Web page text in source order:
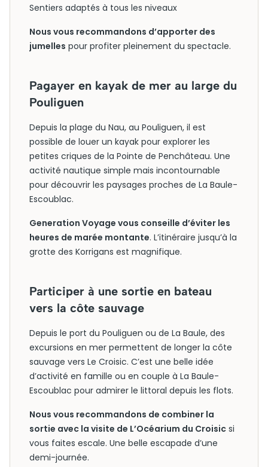
Sentiers adaptés à tous les niveaux
Nous vous recommandons d’apporter des
jumelles pour profiter pleinement du spectacle.
Pagayer en kayak de mer au large du
Pouliguen
Depuis la plage du Nau, au Pouliguen, il est
possible de louer un kayak pour explorer les
petites criques de la Pointe de Penchâteau. Une
activité nautique simple mais incontournable
pour découvrir les paysages proches de La Baule-
Escoublac.
Generation Voyage vous conseille d’éviter les
heures de marée montante. L’itinéraire jusqu’à la
grotte des Korrigans est magnifique.
Participer à une sortie en bateau
vers la côte sauvage
Depuis le port du Pouliguen ou de La Baule, des
excursions en mer permettent de longer la côte
sauvage vers Le Croisic. C’est une belle idée
d’activité en famille ou en couple à La Baule-
Escoublac pour admirer le littoral depuis les flots.
Nous vous recommandons de combiner la
sortie avec la visite de L’Océarium du Croisic si
vous faites escale. Une belle escapade d’une
demi-journée.